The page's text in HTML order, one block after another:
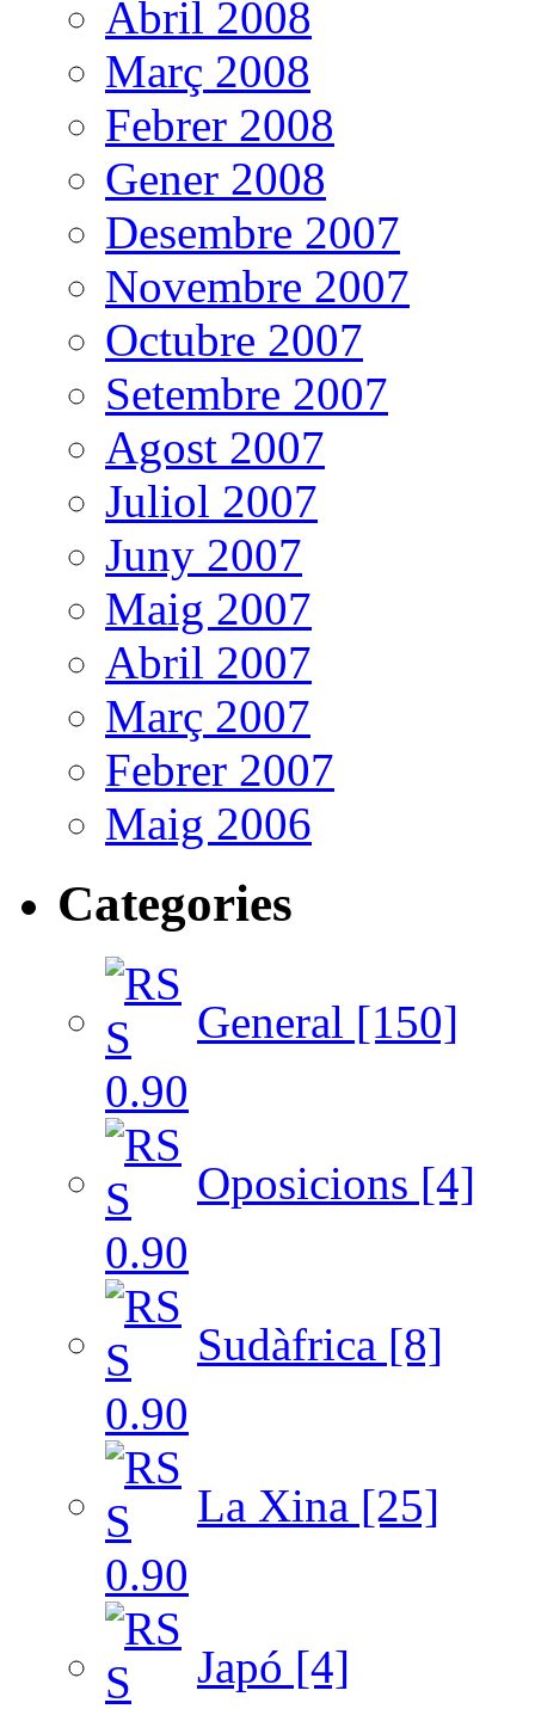
Abril 2008
Març 2008
Febrer 2008
Gener 2008
Desembre 2007
Novembre 2007
Octubre 2007
Setembre 2007
Agost 2007
Juliol 2007
Juny 2007
Maig 2007
Abril 2007
Març 2007
Febrer 2007
Maig 2006
Categories
General [150]
Oposicions [4]
Sudàfrica [8]
La Xina [25]
Japó [4]